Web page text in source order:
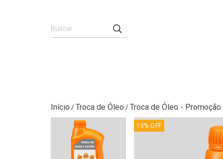
Início /Troca de Óleo /Troca de Óleo - Promoção
10%OFF